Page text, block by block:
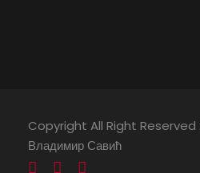
Copyright All Right Reserved
Владимир Савић